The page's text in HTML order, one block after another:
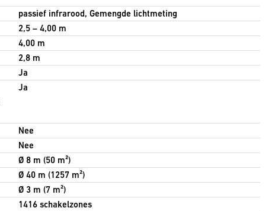
passief infrarood, Gemengde lichtmeting
2,5 – 4,00 m
4,00 m
2,8 m
Ja
Ja
Nee
Nee
Ø 8 m (50 m²)
Ø 40 m (1257 m²)
Ø 3 m (7 m²)
1416 schakelzones